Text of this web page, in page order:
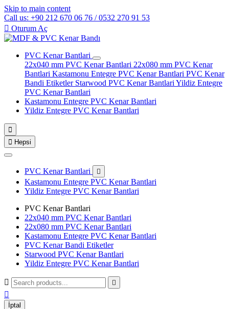
Skip to main content
Call us: +90 212 670 06 76 / 0532 270 91 53
 Oturum Aç
PVC Kenar Bantlari
22x040 mm PVC Kenar Bantlari 22x080 mm PVC Kenar
Bantlari Kastamonu Entegre PVC Kenar Bantlari PVC Kenar
Bandi Etiketler Starwood PVC Kenar Bantlari Yildiz Entegre
PVC Kenar Bantlari
Kastamonu Entegre PVC Kenar Bantlari
Yildiz Entegre PVC Kenar Bantlari

 Hepsi
PVC Kenar Bantlari 
Kastamonu Entegre PVC Kenar Bantlari
Yildiz Entegre PVC Kenar Bantlari
PVC Kenar Bantlari
22x040 mm PVC Kenar Bantlari
22x080 mm PVC Kenar Bantlari
Kastamonu Entegre PVC Kenar Bantlari
PVC Kenar Bandi Etiketler
Starwood PVC Kenar Bantlari
Yildiz Entegre PVC Kenar Bantlari
 

İptal